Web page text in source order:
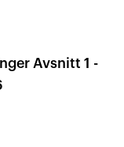
Avsnitt 1 -